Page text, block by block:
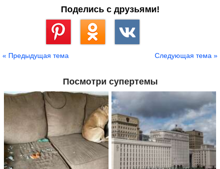
Поделись с друзьями!
« Предыдущая тема Следующая тема »
Посмотри супертемы